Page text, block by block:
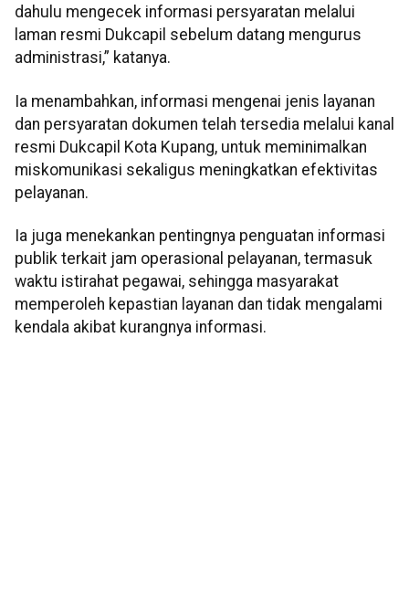
dahulu mengecek informasi persyaratan melalui
laman resmi Dukcapil sebelum datang mengurus
administrasi,” katanya.
Ia menambahkan, informasi mengenai jenis layanan
dan persyaratan dokumen telah tersedia melalui kanal
resmi Dukcapil Kota Kupang, untuk meminimalkan
miskomunikasi sekaligus meningkatkan efektivitas
pelayanan.
Ia juga menekankan pentingnya penguatan informasi
publik terkait jam operasional pelayanan, termasuk
waktu istirahat pegawai, sehingga masyarakat
memperoleh kepastian layanan dan tidak mengalami
kendala akibat kurangnya informasi.